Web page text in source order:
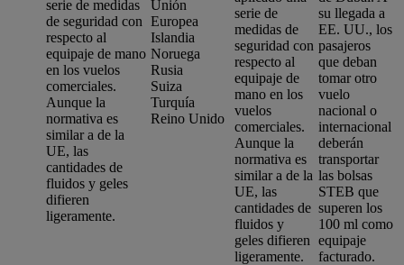
serie de medidas
de seguridad con
respecto al
equipaje de mano
en los vuelos
comerciales.
Aunque la
normativa es
similar a de la
UE, las
cantidades de
fluidos y geles
difieren
ligeramente.
Unión
Europea
Islandia
Noruega
Rusia
Suiza
Turquía
Reino Unido
serie de
medidas de
seguridad con
respecto al
equipaje de
mano en los
vuelos
comerciales.
Aunque la
normativa es
similar a de la
UE, las
cantidades de
fluidos y
geles difieren
ligeramente.
su llegada a
EE. UU., los
pasajeros
que deban
tomar otro
vuelo
nacional o
internacional
deberán
transportar
las bolsas
STEB que
superen los
100 ml como
equipaje
facturado.